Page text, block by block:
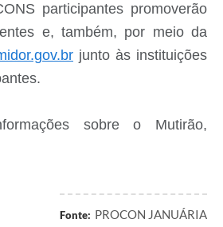
participantes promoverão
e, também, por meio da
junto às instituições
sobre o Mutirão,
Fonte: PROCON JANUÁRIA